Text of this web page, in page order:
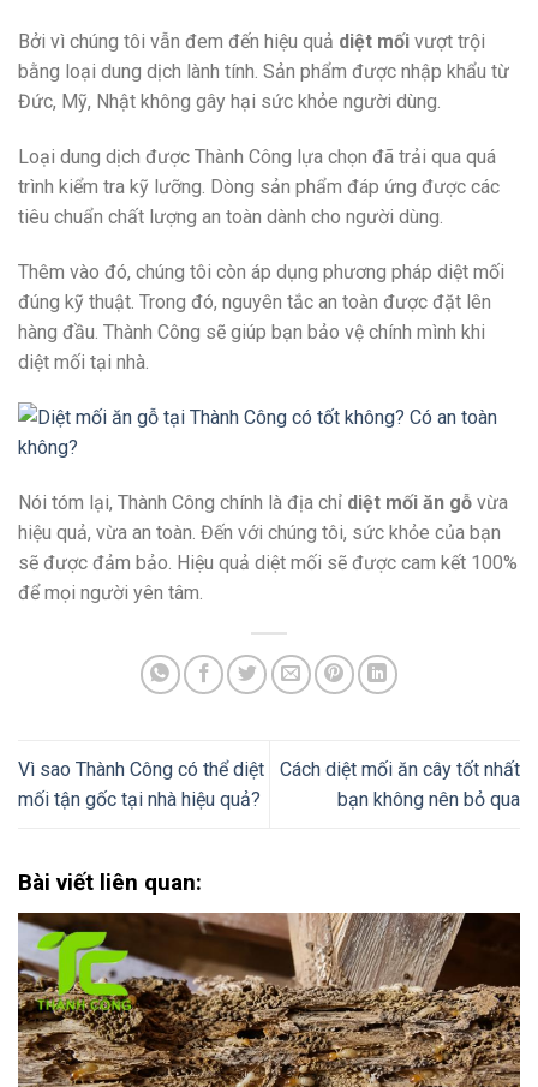
Bởi vì chúng tôi vẫn đem đến hiệu quả diệt mối vượt trội
bằng loại dung dịch lành tính. Sản phẩm được nhập khẩu từ
Đức, Mỹ, Nhật không gây hại sức khỏe người dùng.
Loại dung dịch được Thành Công lựa chọn đã trải qua quá
trình kiểm tra kỹ lưỡng. Dòng sản phẩm đáp ứng được các
tiêu chuẩn chất lượng an toàn dành cho người dùng.
Thêm vào đó, chúng tôi còn áp dụng phương pháp diệt mối
đúng kỹ thuật. Trong đó, nguyên tắc an toàn được đặt lên
hàng đầu. Thành Công sẽ giúp bạn bảo vệ chính mình khi
diệt mối tại nhà.
Nói tóm lại, Thành Công chính là địa chỉ diệt mối ăn gỗ vừa
hiệu quả, vừa an toàn. Đến với chúng tôi, sức khỏe của bạn
sẽ được đảm bảo. Hiệu quả diệt mối sẽ được cam kết 100%
để mọi người yên tâm.
Vì sao Thành Công có thể diệt
mối tận gốc tại nhà hiệu quả?
Cách diệt mối ăn cây tốt nhất
bạn không nên bỏ qua
Bài viết liên quan: